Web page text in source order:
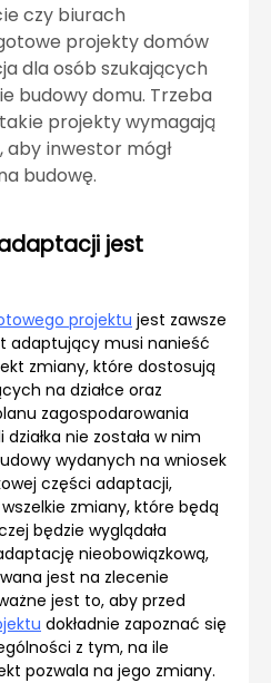
czy biurach
projekty domów
dla osób szukających
budowy domu. Trzeba
projekty wymagają
inwestor mógł
budowę.
jest
projektu jest zawsze
adaptujący musi nanieść
zmiany, które dostosują
na działce oraz
zagospodarowania
nie została w nim
wydanych na wniosek
części adaptacji,
zmiany, które będą
będzie wyglądała
nieobowiązkową,
jest na zlecenie
jest to, aby przed
dokładnie zapoznać się
z tym, na ile
pozwala na jego zmiany.